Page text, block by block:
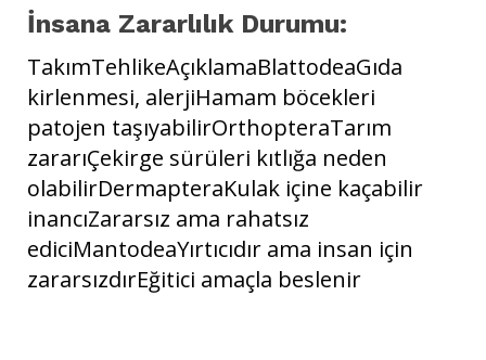
İnsana Zararlılık Durumu:
TakımTehlikeAçıklamaBlattodeaGıda
kirlenmesi, alerjiHamam böcekleri
patojen taşıyabilirOrthopteraTarım
zararıÇekirge sürüleri kıtlığa neden
olabilirDermapteraKulak içine kaçabilir
inancıZararsız ama rahatsız
ediciMantodeaYırtıcıdır ama insan için
zararsızdırEğitici amaçla beslenir